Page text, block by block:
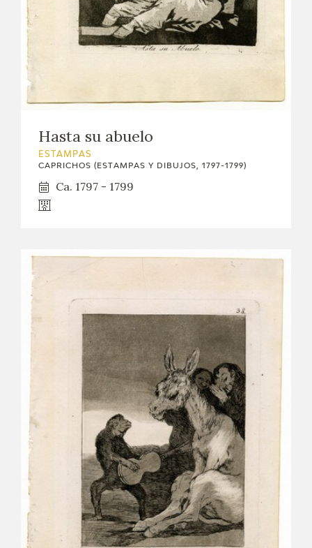
Hasta su abuelo
ESTAMPAS
CAPRICHOS (ESTAMPAS Y DIBUJOS, 1797-1799)
Ca. 1797 - 1799